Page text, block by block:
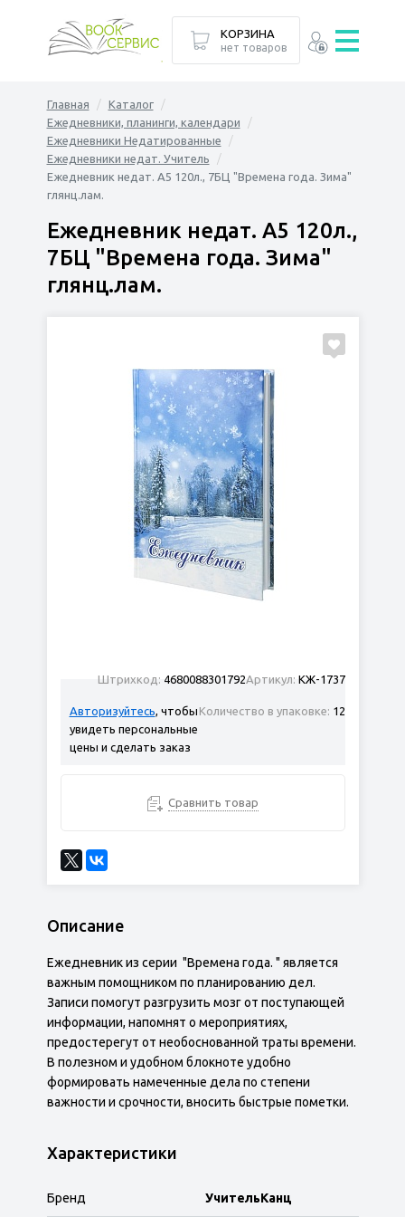
Главная
Каталог
Ежедневники, планинги, календари
Ежедневники Недатированные
Ежедневники недат. Учитель
Ежедневник недат. А5 120л., 7БЦ "Времена года. Зима"
глянц.лам.
Ежедневник недат. А5 120л.,
7БЦ "Времена года. Зима"
глянц.лам.
Артикул: КЖ-1737
Штрихкод: 4680088301792
Количество в упаковке: 12
Авторизуйтесь, чтобы
увидеть персональные
цены и сделать заказ
Сравнить товар
Описание
Ежедневник из серии "Времена года. " является
важным помощником по планированию дел.
Записи помогут разгрузить мозг от поступающей
информации, напомнят о мероприятиях,
предостерегут от необоснованной траты времени.
В полезном и удобном блокноте удобно
формировать намеченные дела по степени
важности и срочности, вносить быстрые пометки.
Характеристики
Бренд УчительКанц
КОРЗИНА
нет товаров